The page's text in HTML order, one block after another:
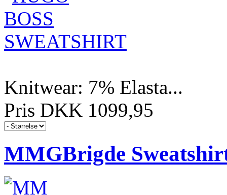
Knitwear: 7% Elasta...
Pris DKK 1099,95
MMGBrigde